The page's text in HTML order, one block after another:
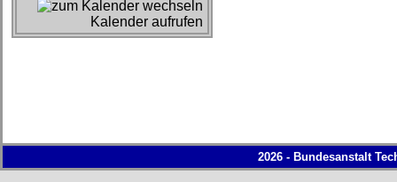
Kalender aufrufen
2026 - Bundesanstalt